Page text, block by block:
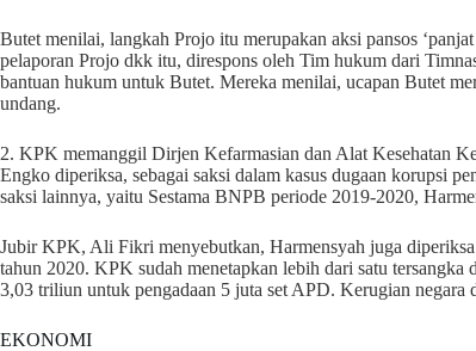
Butet menilai, langkah Projo itu merupakan aksi pansos
pelaporan Projo dkk itu, direspons oleh Tim hukum dari
bantuan hukum untuk Butet. Mereka menilai, ucapan Butet
undang.
2. KPK memanggil Dirjen Kefarmasian dan Alat Kesehatan
Engko diperiksa, sebagai saksi dalam kasus dugaan korupsi
saksi lainnya, yaitu Sestama BNPB periode 2019-2020,
Jubir KPK, Ali Fikri menyebutkan, Harmensyah juga
tahun 2020. KPK sudah menetapkan lebih dari satu
3,03 triliun untuk pengadaan 5 juta set APD. Kerugian negara
EKONOMI